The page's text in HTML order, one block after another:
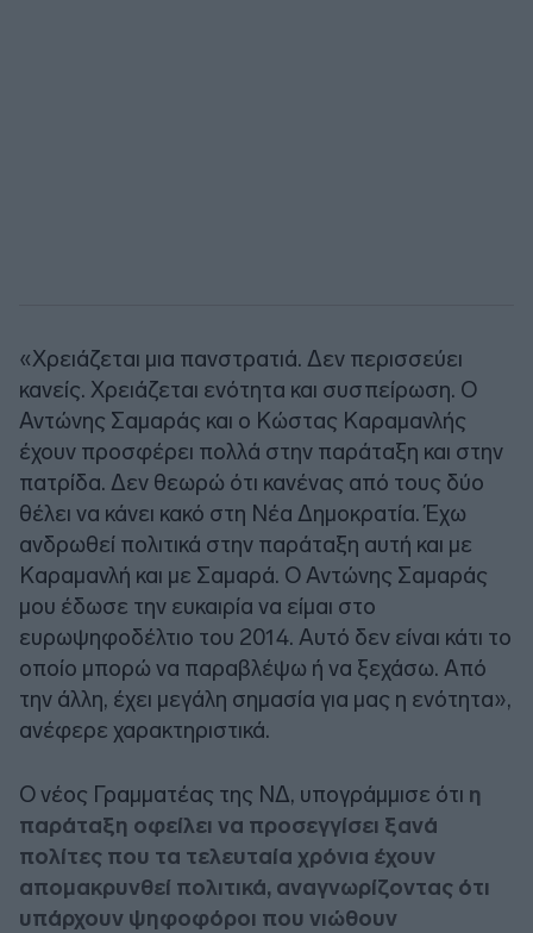
«Χρειάζεται μια πανστρατιά. Δεν περισσεύει
κανείς. Χρειάζεται ενότητα και συσπείρωση. Ο
Αντώνης Σαμαράς και ο Κώστας Καραμανλής
έχουν προσφέρει πολλά στην παράταξη και στην
πατρίδα. Δεν θεωρώ ότι κανένας από τους δύο
θέλει να κάνει κακό στη Νέα Δημοκρατία. Έχω
ανδρωθεί πολιτικά στην παράταξη αυτή και με
Καραμανλή και με Σαμαρά. Ο Αντώνης Σαμαράς
μου έδωσε την ευκαιρία να είμαι στο
ευρωψηφοδέλτιο του 2014. Αυτό δεν είναι κάτι το
οποίο μπορώ να παραβλέψω ή να ξεχάσω. Από
την άλλη, έχει μεγάλη σημασία για μας η ενότητα»,
ανέφερε χαρακτηριστικά.
Ο νέος Γραμματέας της ΝΔ, υπογράμμισε ότι η
παράταξη οφείλει να προσεγγίσει ξανά
πολίτες που τα τελευταία χρόνια έχουν
απομακρυνθεί πολιτικά, αναγνωρίζοντας ότι
υπάρχουν ψηφοφόροι που νιώθουν